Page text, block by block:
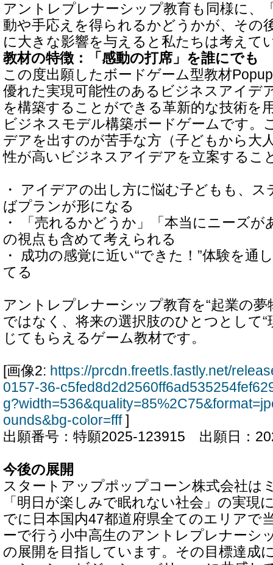
アントレプレナーシップ教育も同様に、
動や手応えを得られるかどうかが、その
に大きな影響を与えると私たちは考えて
教材の特徴：「感動の打席」を誰にでも
この度出願したボードゲーム型教材
優れた実現可能性のあるビジネスアイデ
を構築することができる革新的な技術を
ビジネスモデル構築ボードゲームです。
デアを出すのが苦手な方（子どもから大
性が高いビジネスアイデアを立案するこ
・ アイデアの出し方に悩む子どもも、
ばプランが形になる
・ 「売れるかどうか」「本当にニーズが
の視点も含めて考えられる
・ 成功の感覚に近い“できた！”体験を通
てる
アントレプレナーシップ教育を“起業の夢
ではなく、将来の選択肢のひとつとして“
じてもらえるゲーム教材です。
[画像2: https://prcdn.freetls.fastly.net/
0157-36-
ounds&bg-color=fff]
出願番号：特願2025-123915 出願日：
今後の展開
スタートアップポップコーン株式会社は
「明日が楽しみで眠れない社会」の実現
でに日本国内47都道府県全てのエリアで
ーで行う小中高生のアントレプレナーシ
の展開を目指しています。その目標達成